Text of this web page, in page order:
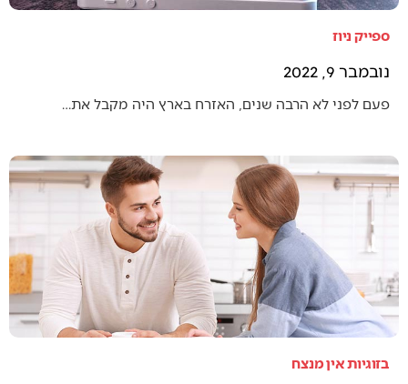
ספייק ניוז
נובמבר 9, 2022
פעם לפני לא הרבה שנים, האזרח בארץ היה מקבל את…
בזוגיות אין מנצח